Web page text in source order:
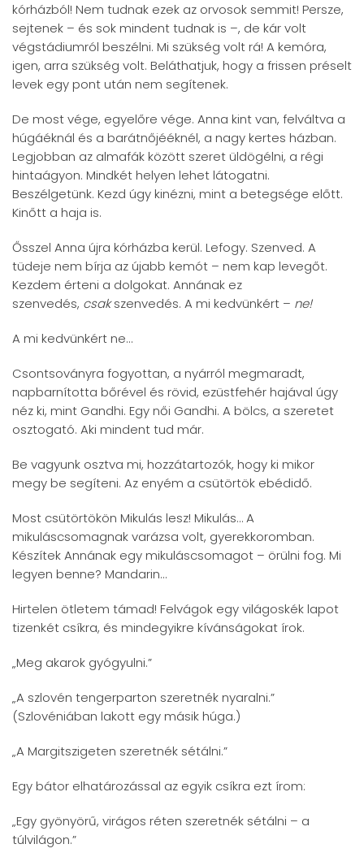
kórházból! Nem tudnak ezek az orvosok semmit! Persze,
sejtenek – és sok mindent tudnak is –, de kár volt
végstádiumról beszélni. Mi szükség volt rá! A kemóra,
igen, arra szükség volt. Beláthatjuk, hogy a frissen préselt
levek egy pont után nem segítenek.
De most vége, egyelőre vége. Anna kint van, felváltva a
húgáéknál és a barátnőjééknél, a nagy kertes házban.
Legjobban az almafák között szeret üldögélni, a régi
hintaágyon. Mindkét helyen lehet látogatni.
Beszélgetünk. Kezd úgy kinézni, mint a betegsége előtt.
Kinőtt a haja is.
Ősszel Anna újra kórházba kerül. Lefogy. Szenved. A
tüdeje nem bírja az újabb kemót – nem kap levegőt.
Kezdem érteni a dolgokat. Annának ez
szenvedés, csakszenvedés. A mi kedvünkért – ne!
A mi kedvünkért ne…
Csontsoványra fogyottan, a nyárról megmaradt,
napbarnította bőrével és rövid, ezüstfehér hajával úgy
néz ki, mint Gandhi. Egy női Gandhi. A bölcs, a szeretet
osztogató. Aki mindent tud már.
Be vagyunk osztva mi, hozzátartozók, hogy ki mikor
megy be segíteni. Az enyém a csütörtök ebédidő.
Most csütörtökön Mikulás lesz! Mikulás… A
mikuláscsomagnak varázsa volt, gyerekkoromban.
Készítek Annának egy mikuláscsomagot – örülni fog. Mi
legyen benne? Mandarin…
Hirtelen ötletem támad! Felvágok egy világoskék lapot
tizenkét csíkra, és mindegyikre kívánságokat írok.
„Meg akarok gyógyulni.”
„A szlovén tengerparton szeretnék nyaralni.”
(Szlovéniában lakott egy másik húga.)
„A Margitszigeten szeretnék sétálni.”
Egy bátor elhatározással az egyik csíkra ezt írom:
„Egy gyönyörű, virágos réten szeretnék sétálni – a
túlvilágon.”